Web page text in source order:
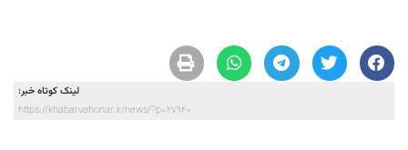
لینک کوتاه خبر:
https://khabarvahonar.ir/news/?p=27940